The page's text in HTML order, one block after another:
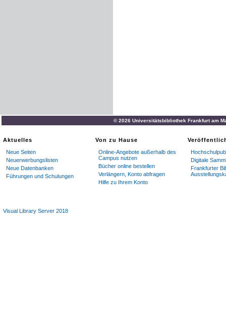
© 2026 Universitätsbibliothek Frankfurt am
Aktuelles
Neue Seiten
Neuerwerbungslisten
Neue Datenbanken
Führungen und Schulungen
Von zu Hause
Online-Angebote außerhalb des
Campus nutzen
Bücher online bestellen
Verlängern, Konto abfragen
Hilfe zu Ihrem Konto
Digitale
Frankfurter
Visual Library Server 2018